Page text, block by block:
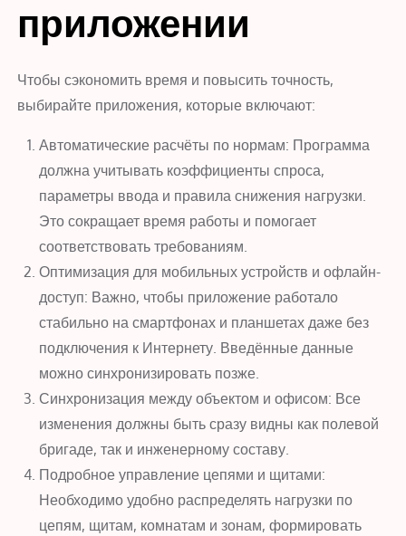
приложении
Чтобы сэкономить время и повысить точность,
выбирайте приложения, которые включают:
Автоматические расчёты по нормам: Программа
должна учитывать коэффициенты спроса,
параметры ввода и правила снижения нагрузки.
Это сокращает время работы и помогает
соответствовать требованиям.
Оптимизация для мобильных устройств и офлайн-
доступ: Важно, чтобы приложение работало
стабильно на смартфонах и планшетах даже без
подключения к Интернету. Введённые данные
можно синхронизировать позже.
Синхронизация между объектом и офисом: Все
изменения должны быть сразу видны как полевой
бригаде, так и инженерному составу.
Подробное управление цепями и щитами:
Необходимо удобно распределять нагрузки по
цепям, щитам, комнатам и зонам, формировать